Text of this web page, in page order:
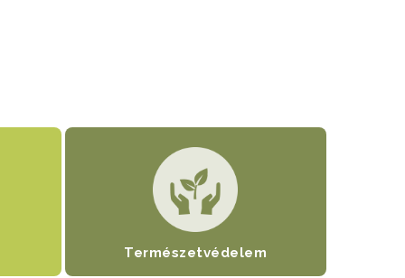
Természetvédelem